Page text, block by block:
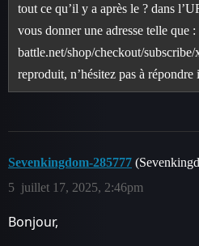
tout ce qu’il y a après le ? dans
vous donner une adresse telle que :
battle.net/shop/checkout/
reproduit, n’hésitez pas à
Sevenkingdom-285777
juillet 17, 2025, 2:46pm
5
Bonjour,